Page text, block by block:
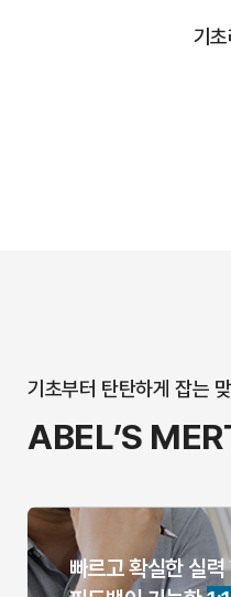
기
기초부터 탄탄하게 잡는
ABEL’S
빠르고 확실한 실